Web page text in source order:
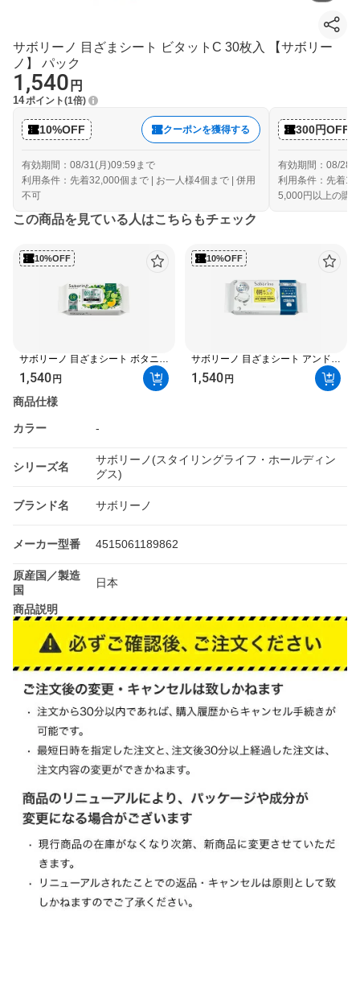
サボリーノ 目ざまシート ビタットC 30枚入 【サボリー
ノ】 パック
1,540 円
14ポイント 1倍
10%OFF クーポンを獲得する
有効期間：08/31(月)09:59まで
利用条件：先着32,000個まで | お一人様4個まで | 併用
不可
300円OFF
有効期間：08/28(
利用条件：先着
5,000円以上の購
この商品を見ている人はこちらもチェック
10%OFF
サボリーノ 目ざまシート ボタニカ
ルタイプ N 30枚入 【サボリー
ノ】 パック
1,540円
10%OFF
サボリーノ 目ざまシート アンドホ
ワイト 32枚入 【サボリーノ】 パ
ック
1,540円
商品仕様
カラー -
シリーズ名
サボリーノ(スタイリングライフ・ホールディン
グス)
ブランド名 サボリーノ
メーカー型番 4515061189862
原産国／製造
国
日本
商品説明